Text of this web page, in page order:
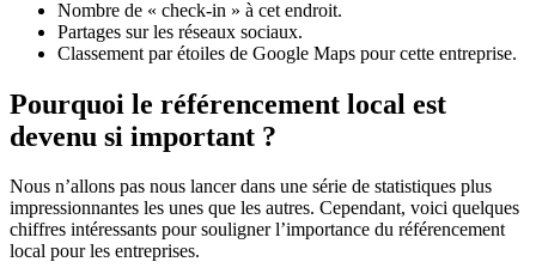
Nombre de « check-in » à cet endroit.
Partages sur les réseaux sociaux.
Classement par étoiles de Google Maps pour cette entreprise.
Pourquoi le référencement local est
devenu si important ?
Nous n’allons pas nous lancer dans une série de statistiques plus
impressionnantes les unes que les autres. Cependant, voici quelques
chiffres intéressants pour souligner l’importance du référencement
local pour les entreprises.